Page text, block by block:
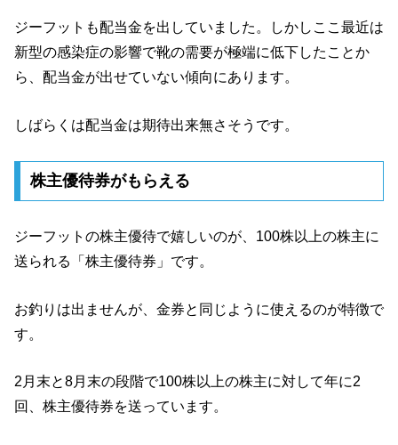
ジーフットも配当金を出していました。しかしここ最近は
新型の感染症の影響で靴の需要が極端に低下したことか
ら、配当金が出せていない傾向にあります。
しばらくは配当金は期待出来無さそうです。
株主優待券がもらえる
ジーフットの株主優待で嬉しいのが、100株以上の株主に
送られる「株主優待券」です。
お釣りは出ませんが、金券と同じように使えるのが特徴で
す。
2月末と8月末の段階で100株以上の株主に対して年に2
回、株主優待券を送っています。